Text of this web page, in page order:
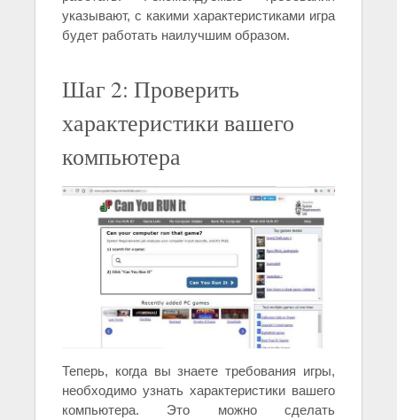
указывают, с какими характеристиками игра
будет работать наилучшим образом.
Шаг 2: Проверить
характеристики вашего
компьютера
Теперь, когда вы знаете требования игры,
необходимо узнать характеристики вашего
компьютера. Это можно сделать